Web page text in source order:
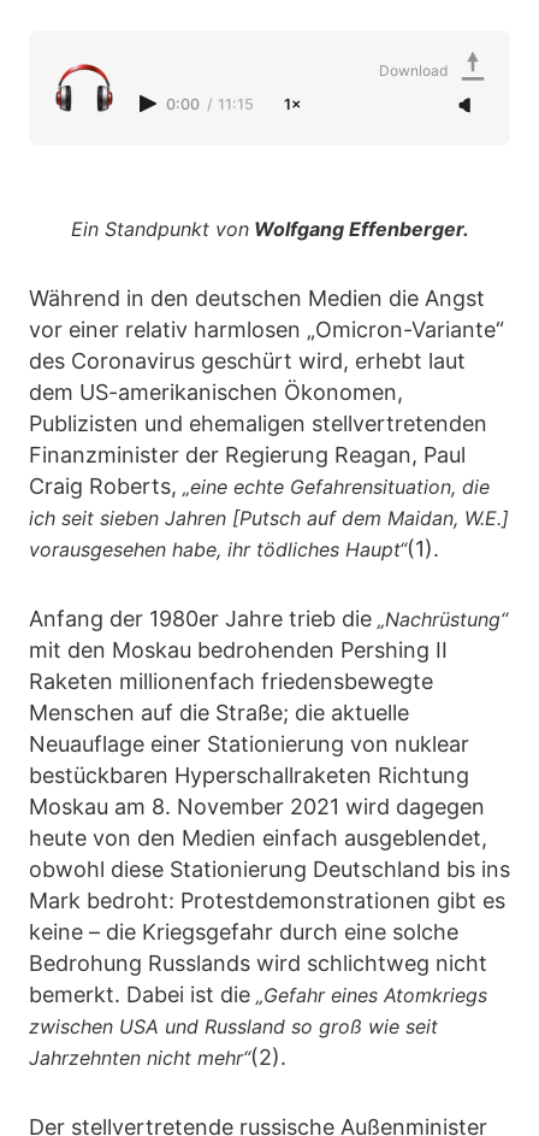
0:00 / 11:15 1×
Download
Ein Standpunkt vonWolfgang Effenberger.
Während in den deutschen Medien die Angst
vor einer relativ harmlosen „Omicron-Variante“
des Coronavirus geschürt wird, erhebt laut
dem US-amerikanischen Ökonomen,
Publizisten und ehemaligen stellvertretenden
Finanzminister der Regierung Reagan, Paul
Craig Roberts, „eine echte Gefahrensituation, die
ich seit sieben Jahren [Putsch auf dem Maidan, W.E.]
vorausgesehen habe, ihr tödliches Haupt“(1).
Anfang der 1980er Jahre trieb die „Nachrüstung“
mit den Moskau bedrohenden Pershing II
Raketen millionenfach friedensbewegte
Menschen auf die Straße; die aktuelle
Neuauflage einer Stationierung von nuklear
bestückbaren Hyperschallraketen Richtung
Moskau am 8. November 2021 wird dagegen
heute von den Medien einfach ausgeblendet,
obwohl diese Stationierung Deutschland bis ins
Mark bedroht: Protestdemonstrationen gibt es
keine – die Kriegsgefahr durch eine solche
Bedrohung Russlands wird schlichtweg nicht
bemerkt. Dabei ist die „Gefahr eines Atomkriegs
zwischen USA und Russland so groß wie seit
Jahrzehnten nicht mehr“(2).
Der stellvertretende russische Außenminister